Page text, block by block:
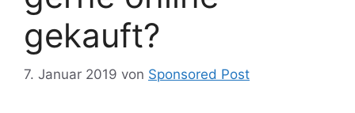
gekauft?
7. Januar 2019 von Sponsored Post